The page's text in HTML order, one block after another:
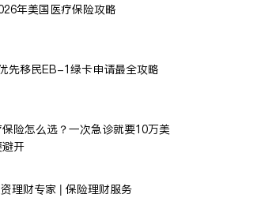
年美国医疗保险攻略
先移民EB-1绿卡申请最全攻略
险怎么选？一次急诊就要10万美
开
理财专家 | 保险理财服务